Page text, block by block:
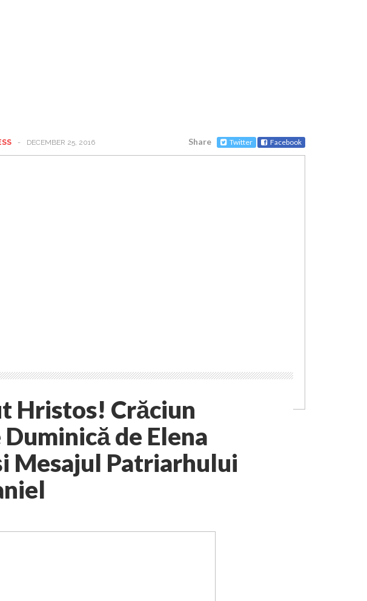
- DECEMBER 25, 2016 Share Twitter Facebook
Hristos! Crăciun
de Elena
Mesajul Patriarhului